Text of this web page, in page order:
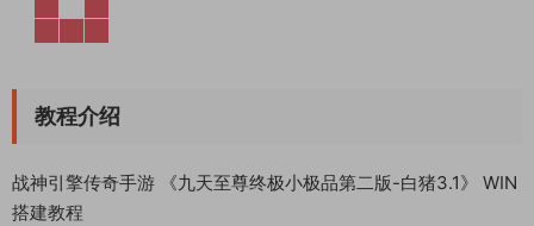
教程介绍
战神引擎传奇手游 《九天至尊终极小极品第二版-白猪3.1》 WIN
搭建教程